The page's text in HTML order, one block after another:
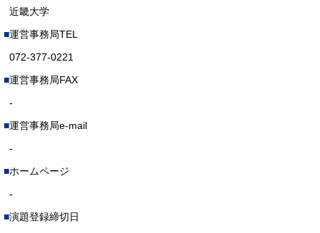
近畿大学
運営事務局TEL
072-377-0221
運営事務局FAX
-
運営事務局e-mail
-
ホームページ
-
演題登録締切日